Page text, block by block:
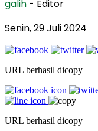
galih - Editor
Senin, 29 Juli 2024
URL berhasil dicopy
URL berhasil dicopy